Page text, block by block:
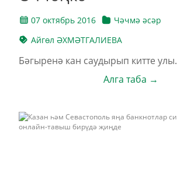
07 октябрь 2016
Чәчмә әсәр
Айгөл ӘХМӘТГАЛИЕВА
Бәгыренә кан саудырып китте улы.
Алга таба →